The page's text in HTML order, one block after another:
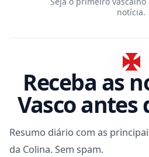
notícia.
Receba as
Vasco antes
Resumo diário com as
da Colina. Sem spam.